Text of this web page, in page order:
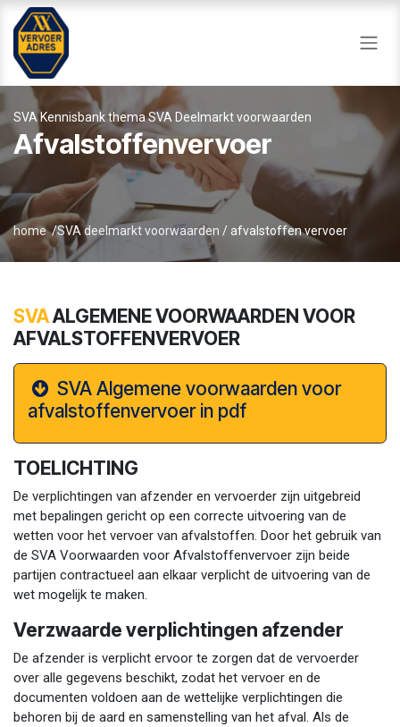
Overslaan naar inhoud
SVA Kennisbank thema SVA Deelmarkt voorwaarden
Afvalstoffenvervoer
home/SVA deelmarkt voorwaarden / afvalstoffen vervoer
SVAALGEMENE VOORWAARDEN VOOR
AFVALSTOFFENVERVOER
SVA Algemene voorwaarden voor
afvalstoffenvervoer in pdf
TOELICHTING
De verplichtingen van afzender en vervoerder zijn uitgebreid
met bepalingen gericht op een correcte uitvoering van de
wetten voor het vervoer van afvalstoffen. Door het gebruik van
de SVA Voorwaarden voor Afvalstoffenvervoer zijn beide
partijen contractueel aan elkaar verplicht de uitvoering van de
wet mogelijk te maken.
Verzwaarde verplichtingen afzender
De afzender is verplicht ervoor te zorgen dat de vervoerder
over alle gegevens beschikt, zodat het vervoer en de
documenten voldoen aan de wettelijke verplichtingen die
behoren bij de aard en samenstelling van het afval. Als de